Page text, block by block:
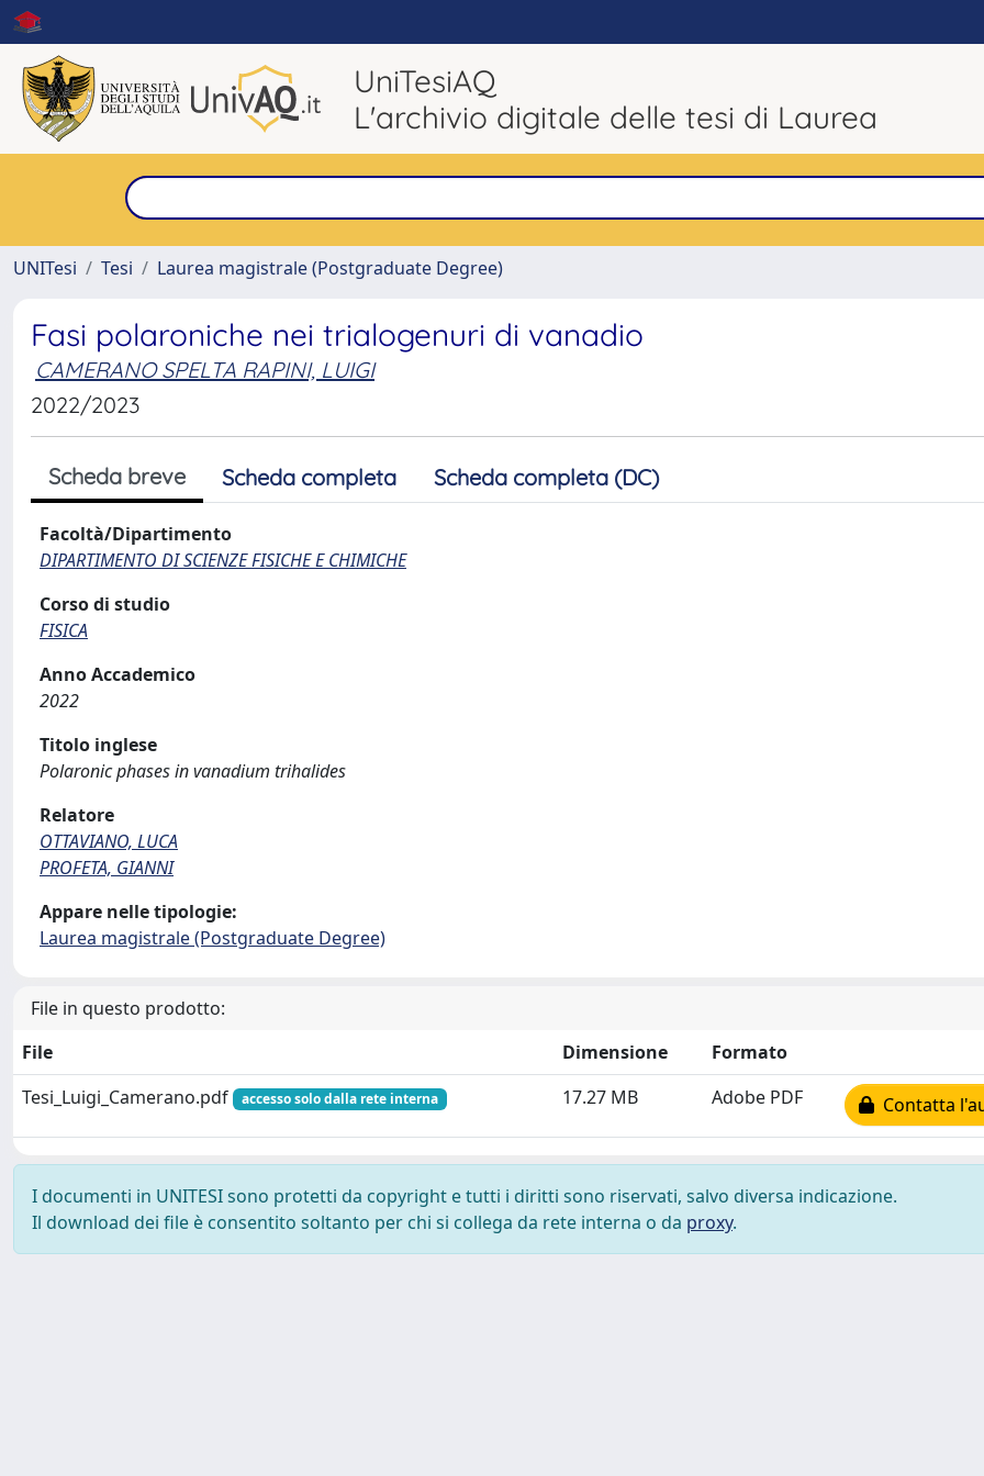
UniTesiAQ
L'archivio digitale delle tesi di Laurea
UNITesi
Tesi Laurea magistrale (Postgraduate Degree)
Fasi polaroniche nei trialogenuri di vanadio
CAMERANO SPELTA RAPINI, LUIGI
2022/2023
Scheda breve Scheda completa Scheda completa (DC)
Facoltà/Dipartimento
DIPARTIMENTO DI SCIENZE FISICHE E CHIMICHE
Corso di studio
FISICA
Anno Accademico
2022
Titolo inglese
Polaronic phases in vanadium trihalides
Relatore
OTTAVIANO, LUCA
PROFETA, GIANNI
Appare nelle tipologie:
Laurea magistrale (Postgraduate Degree)
File in questo prodotto:
File
Dimensione
Formato
Tesi_Luigi_Camerano.pdf
accesso solo dalla rete interna 17.27 MB Adobe PDF Contatta
I documenti in UNITESI sono protetti da copyright e tutti i diritti sono riservati, salvo diversa indicazione.
Il download dei file è consentito soltanto per chi si collega da rete interna o da proxy.